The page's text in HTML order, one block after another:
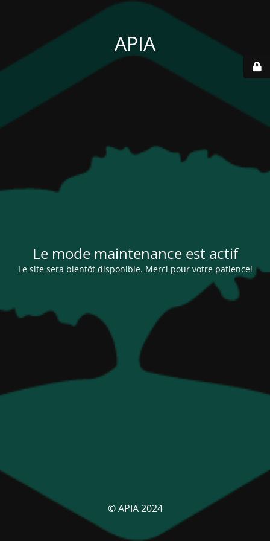
APIA
Le mode maintenance est actif
Le site sera bientôt disponible. Merci pour votre patience!
© APIA 2024